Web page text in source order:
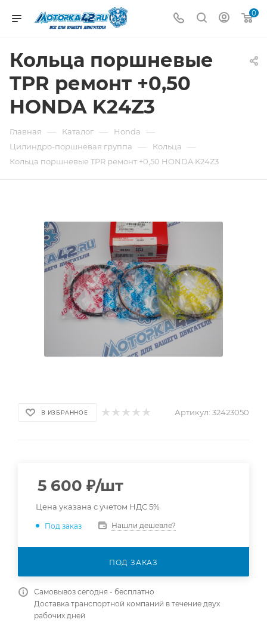
0
Кольца поршневые
TPR ремонт +0,50
HONDA K24Z3
Главная — Каталог — Honda —
Цилиндро-поршневая группа — Кольца —
Кольца поршневые TPR ремонт +0,50 HONDA K24Z3
В ИЗБРАННОЕ Артикул: 32423050
5 600 ₽/шт
Цена указана с учетом НДС 5%
Под заказ Нашли дешевле?
ПОД ЗАКАЗ
Самовывоз сегодня - бесплатно
Доставка транспортной компаний в течение двух
рабочих дней